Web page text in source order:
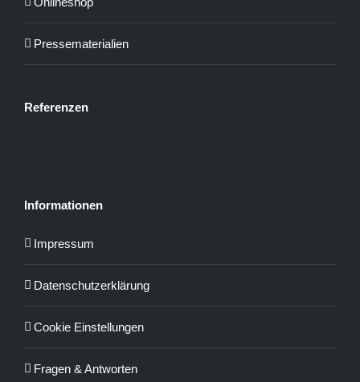
Pressematerialien
Referenzen
Informationen
Impressum
Datenschutzerklärung
Cookie Einstellungen
Fragen & Antworten